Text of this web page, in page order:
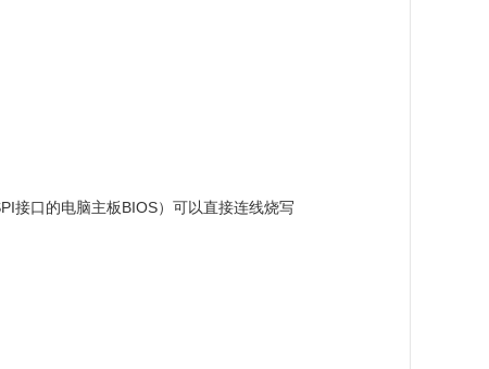
接口的电脑主板BIOS）可以直接连线烧写